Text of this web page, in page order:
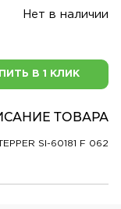
Нет в наличии
В 1 КЛИК
ТОВАРА
SI-60181 F 062